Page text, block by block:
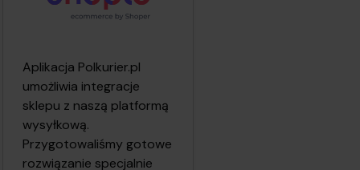
proces przygotowania
sklepie internetowym.
Udostępniona integracja
przesyła wszystkie
niezbędne dane
potrzebne do realizacji
przesyłki automatycznie
Aplikacja Polkurier.pl
umożliwia integracje
sklepu z naszą platformą
wysyłkową.
Przygotowaliśmy gotowe
rozwiązanie specjalnie